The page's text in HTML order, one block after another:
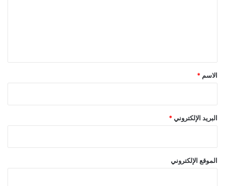
*
الاسم *
البريد الإلكتروني *
الموقع الإلكتروني